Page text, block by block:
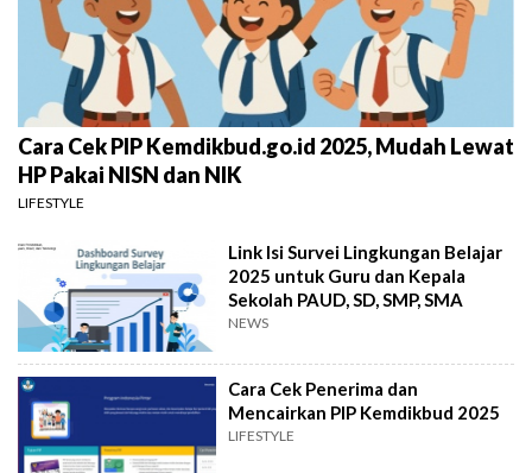
Cara Cek PIP Kemdikbud.go.id 2025, Mudah Lewat
HP Pakai NISN dan NIK
LIFESTYLE
Link Isi Survei Lingkungan Belajar
2025 untuk Guru dan Kepala
Sekolah PAUD, SD, SMP, SMA
NEWS
Cara Cek Penerima dan
Mencairkan PIP Kemdikbud 2025
LIFESTYLE